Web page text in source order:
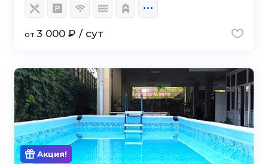
от 3 000 ₽ / сут
Акция!
5.0